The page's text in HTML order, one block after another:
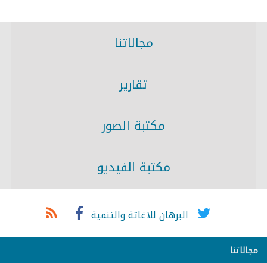
مجالاتنا
تقارير
مكتبة الصور
مكتبة الفيديو
البرهان للاغاثة والتنمية
مجالاتنا